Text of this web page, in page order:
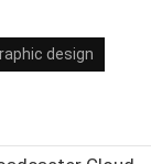
design